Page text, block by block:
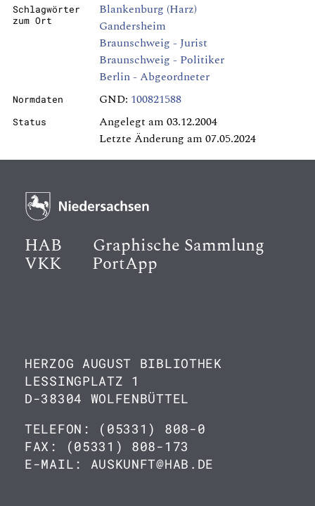
Schlagwörter
zum Ort
Blankenburg (Harz)
Gandersheim
Braunschweig - Jurist
Braunschweig - Politiker
Berlin - Abgeordneter
Normdaten GND: 100821588
Status
Angelegt am 03.12.2004
Letzte Änderung am 07.05.2024
HAB Graphische Sammlung
VKK PortApp
HERZOG AUGUST BIBLIOTHEK
LESSINGPLATZ 1
D-38304 WOLFENBÜTTEL
TELEFON: (05331) 808-0
FAX: (05331) 808-173
E-MAIL: AUSKUNFT@HAB.DE